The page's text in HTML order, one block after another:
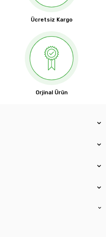
Ücretsiz Kargo
Orjinal Ürün